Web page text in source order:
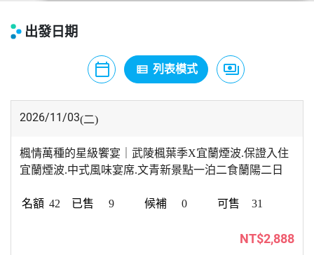
出發日期
calendar_today
月曆模式
view_list
列表模式 payments
價格模式
2026/11/03(二)
楓情萬種的星級饗宴｜武陵楓葉季X宜蘭煙波.保證入住
宜蘭煙波.中式風味宴席.文青新景點一泊二食蘭陽二日
42 9 0 31
NT$2,888